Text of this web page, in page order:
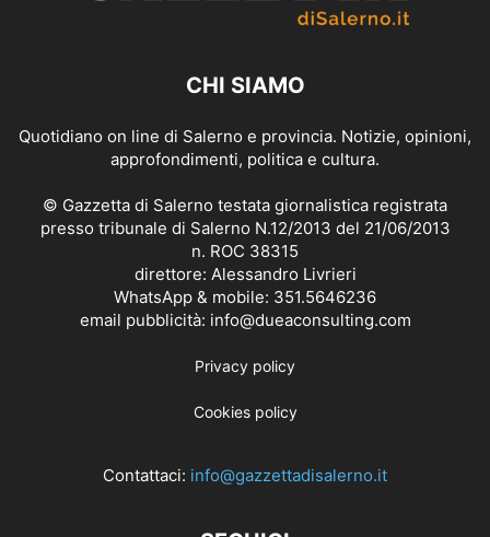
CHI SIAMO
Quotidiano on line di Salerno e provincia. Notizie, opinioni,
approfondimenti, politica e cultura.
© Gazzetta di Salerno testata giornalistica registrata
presso tribunale di Salerno N.12/2013 del 21/06/2013
n. ROC 38315
direttore: Alessandro Livrieri
WhatsApp & mobile: 351.5646236
email pubblicità: info@dueaconsulting.com
Privacy policy
Cookies policy
Contattaci: info@gazzettadisalerno.it